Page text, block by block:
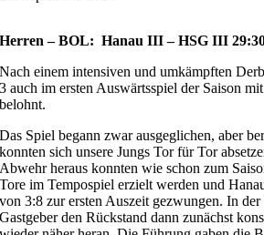
Herren – BOL: Hanau III – HSG III
Nach einem intensiven und umkämpften
3 auch im ersten Auswärtsspiel der Saison
belohnt.
Das Spiel begann zwar ausgeglichen, aber
konnten sich unsere Jungs Tor für Tor
Abwehr heraus konnten wie schon zum
Tore im Tempospiel erzielt werden und
von 3:8 zur ersten Auszeit gezwungen. In
Gastgeber den Rückstand dann zunächst